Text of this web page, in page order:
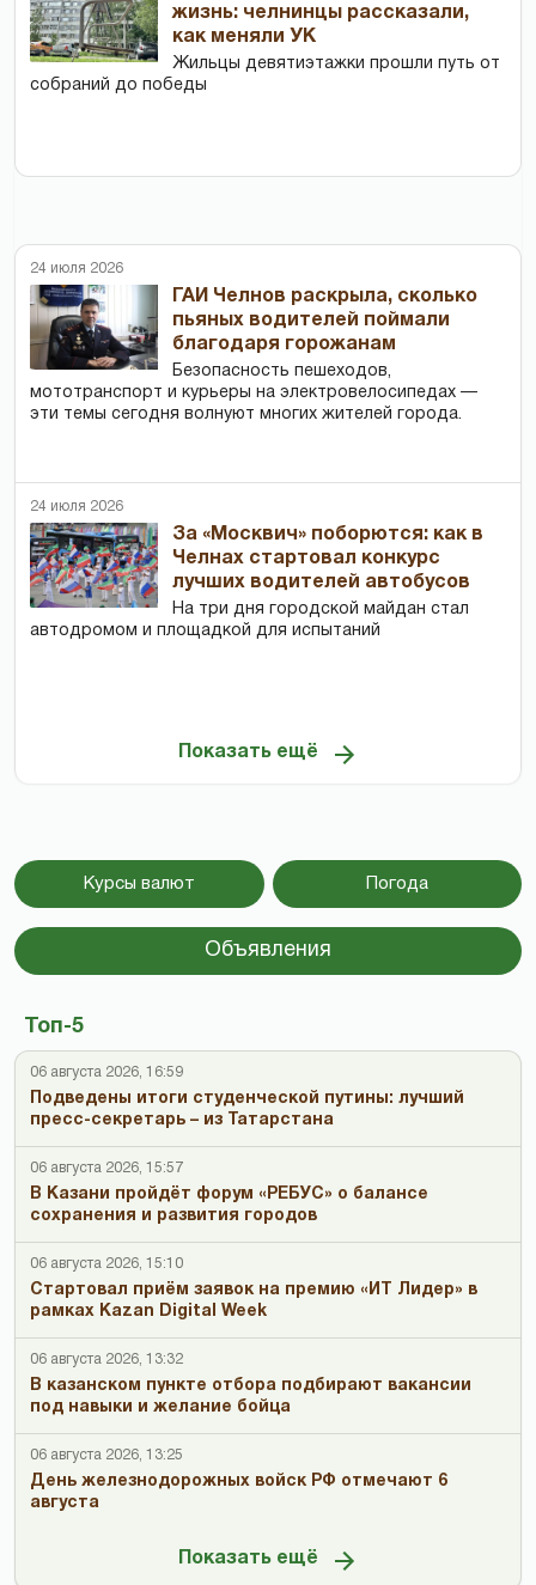
жизнь: челнинцы рассказали,
как меняли УК
Жильцы девятиэтажки прошли путь от
собраний до победы
24 июля 2026
ГАИ Челнов раскрыла, сколько
пьяных водителей поймали
благодаря горожанам
Безопасность пешеходов,
мототранспорт и курьеры на электровелосипедах —
эти темы сегодня волнуют многих жителей города.
24 июля 2026
За «Москвич» поборются: как в
Челнах стартовал конкурс
лучших водителей автобусов
На три дня городской майдан стал
автодромом и площадкой для испытаний
Показать ещё
Курсы валют Погода
Объявления
Топ-5
06 августа 2026, 16:59
Подведены итоги студенческой путины: лучший
пресс-секретарь – из Татарстана
06 августа 2026, 15:57
В Казани пройдёт форум «РЕБУС» о балансе
сохранения и развития городов
06 августа 2026, 15:10
Стартовал приём заявок на премию «ИТ Лидер» в
рамках Kazan Digital Week
06 августа 2026, 13:32
В казанском пункте отбора подбирают вакансии
под навыки и желание бойца
06 августа 2026, 13:25
День железнодорожных войск РФ отмечают 6
августа
Показать ещё